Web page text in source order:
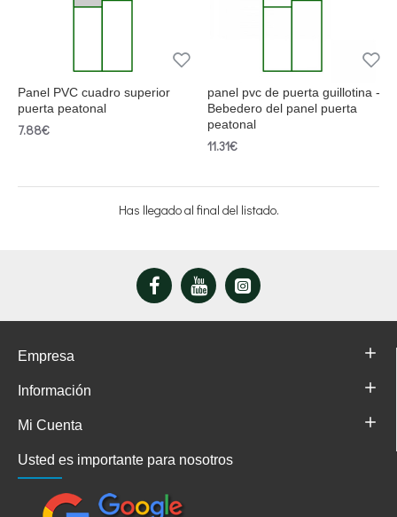
Panel PVC cuadro superior
puerta peatonal
7.88€
panel pvc de puerta guillotina -
Bebedero del panel puerta
peatonal
11.31€
Has llegado al final del listado.
Empresa
Información
Mi Cuenta
Usted es importante para nosotros